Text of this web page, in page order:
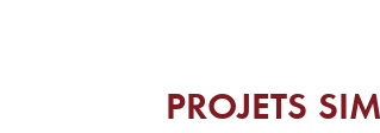
PROJETS